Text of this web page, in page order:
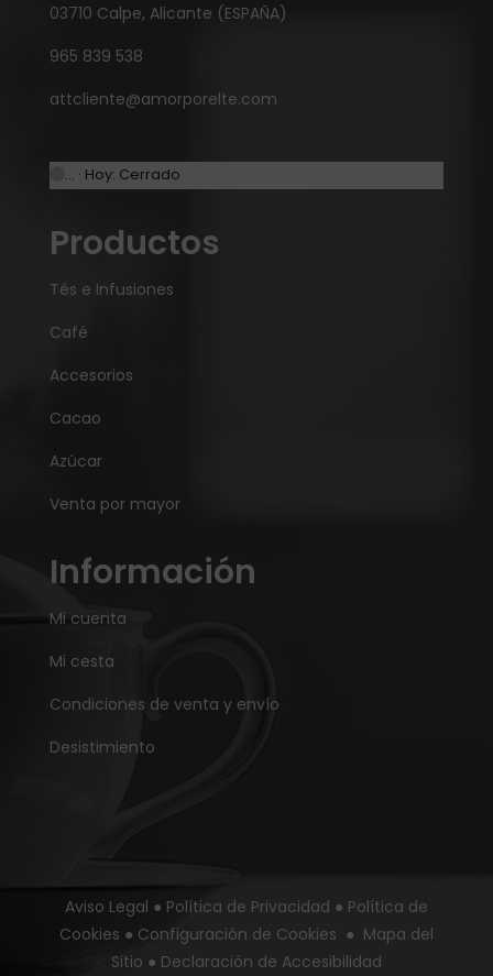
03710 Calpe, Alicante (ESPAÑA)
965 839 538
attcliente@amorporelte.com
… · Hoy: Cerrado
Productos
Tés e Infusiones
Café
Accesorios
Cacao
Azúcar
Venta por mayor
Información
Mi cuenta
Mi cesta
Condiciones de venta y envío
Desistimiento
Aviso Legal ● Política de Privacidad ● Política de
Cookies ● Configuración de Cookies ● Mapa del
Sitio ● Declaración de Accesibilidad